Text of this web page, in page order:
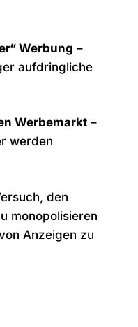
Werbung –
aufdringliche
Werbemarkt –
werden
den
monopolisieren
Anzeigen zu